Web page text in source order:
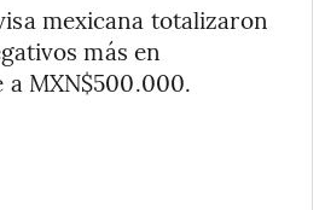
mexicana totalizaron
más en
a MXN$500.000.